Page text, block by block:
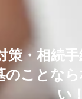
策・相続手
ことなら
い